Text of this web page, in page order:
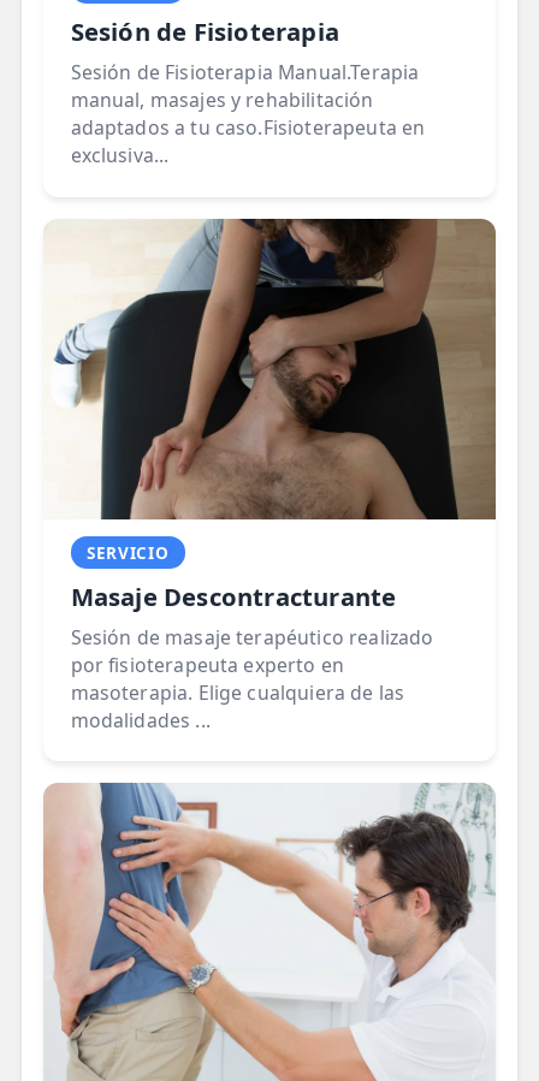
Sesión de Fisioterapia
Sesión de Fisioterapia Manual.Terapia
manual, masajes y rehabilitación
adaptados a tu caso.Fisioterapeuta en
exclusiva...
SERVICIO
Masaje Descontracturante
Sesión de masaje terapéutico realizado
por fisioterapeuta experto en
masoterapia. Elige cualquiera de las
modalidades ...